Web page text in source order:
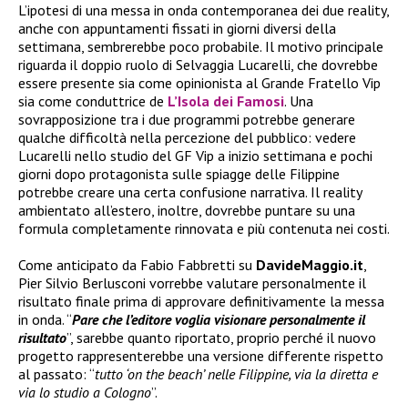
L’ipotesi di una messa in onda contemporanea dei due reality,
anche con appuntamenti fissati in giorni diversi della
settimana, sembrerebbe poco probabile. Il motivo principale
riguarda il doppio ruolo di Selvaggia Lucarelli, che dovrebbe
essere presente sia come opinionista al Grande Fratello Vip
sia come conduttrice de L’Isola dei Famosi. Una
sovrapposizione tra i due programmi potrebbe generare
qualche difficoltà nella percezione del pubblico: vedere
Lucarelli nello studio del GF Vip a inizio settimana e pochi
giorni dopo protagonista sulle spiagge delle Filippine
potrebbe creare una certa confusione narrativa. Il reality
ambientato all’estero, inoltre, dovrebbe puntare su una
formula completamente rinnovata e più contenuta nei costi.
Come anticipato da Fabio Fabbretti su DavideMaggio.it,
Pier Silvio Berlusconi vorrebbe valutare personalmente il
risultato finale prima di approvare definitivamente la messa
in onda. “Pare che l’editore voglia visionare personalmente il
risultato”, sarebbe quanto riportato, proprio perché il nuovo
progetto rappresenterebbe una versione differente rispetto
al passato: “tutto ‘on the beach’ nelle Filippine, via la diretta e
via lo studio a Cologno”.